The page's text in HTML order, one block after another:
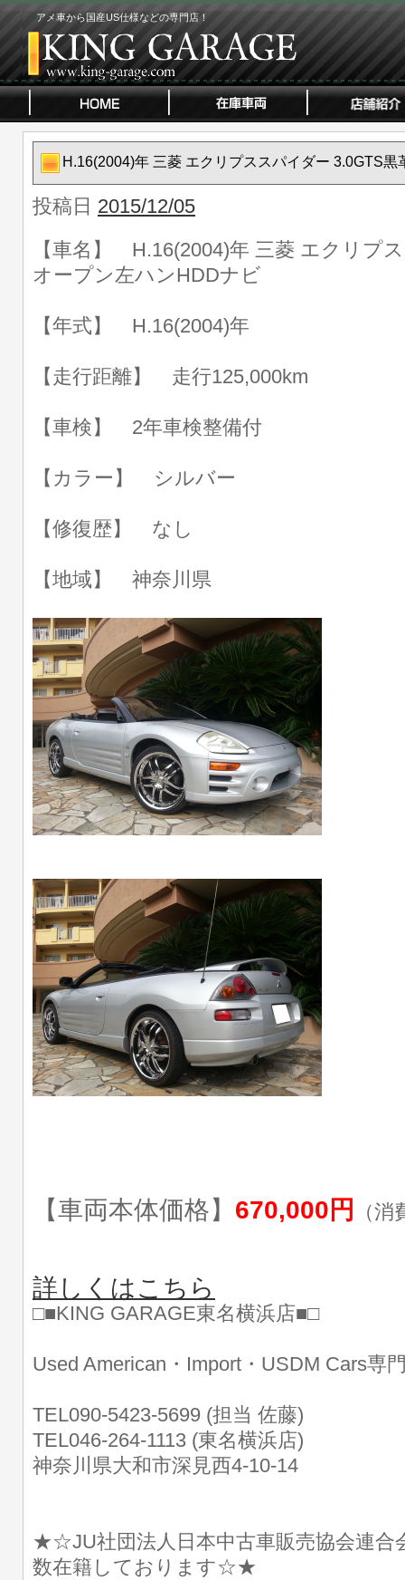
アメ車から国産US仕様などの専門店！
H.16(2004)年 三菱 エクリプススパイダー 3.0GTS
投稿日 2015/12/05
【車名】 H.16(2004)年 三菱 エクリプ
オープン左ハンHDDナビ
【年式】 H.16(2004)年
【走行距離】 走行125,000km
【車検】 2年車検整備付
【カラー】 シルバー
【修復歴】 なし
【地域】 神奈川県
【車両本体価格】 670,000円 （
詳しくはこちら
□■KING GARAGE東名横浜店■□
Used American・Import・USDM Cars専
TEL090-5423-5699 (担当 佐藤)
TEL046-264-1113 (東名横浜店)
神奈川県大和市深見西4-10-14
★☆JU社団法人日本中古車販売協会連合
数在籍しております☆★